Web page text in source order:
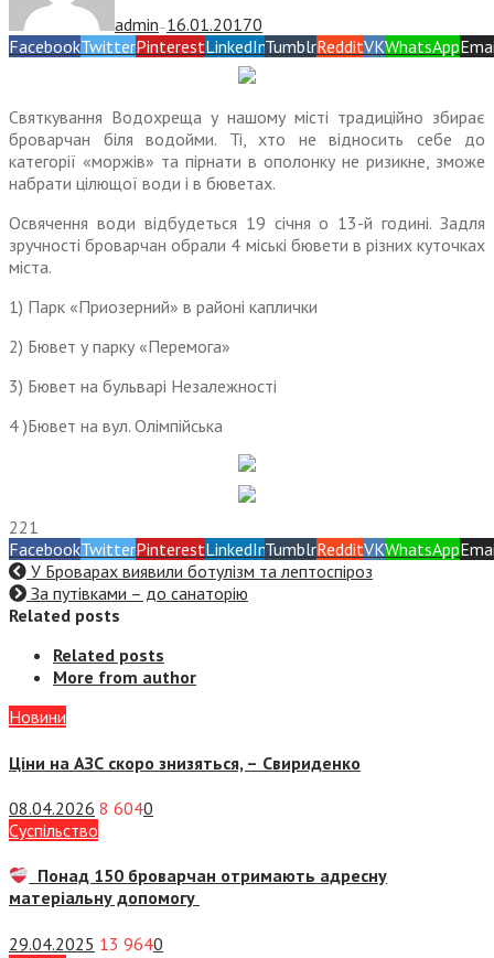
admin — 16.01.20170
FacebookTwitterPinterestLinkedInTumblrRedditVKWhatsApp
Святкування Водохреща у нашому місті традиційно збирає
броварчан біля водойми. Ті, хто не відносить себе до
категорії «моржів» та пірнати в ополонку не ризикне, зможе
набрати цілющої води і в бюветах.
Освячення води відбудеться 19 січня о 13-й годині. Задля
зручності броварчан обрали 4 міські бювети в різних куточках
міста.
1) Парк «Приозерний» в районі каплички
2) Бювет у парку «Перемога»
3) Бювет на бульварі Незалежності
4 )Бювет на вул. Олімпійська
221
FacebookTwitterPinterestLinkedInTumblrRedditVKWhatsApp
У Броварах виявили ботулізм та лептоспіроз
За путівками – до санаторію
Related posts
Related posts
More from author
Новини
Ціни на АЗС скоро знизяться, – Свириденко
08.04.2026 8 6040
Суспiльство
Понад 150 броварчан отримають адресну
матеріальну допомогу
29.04.2025 13 9640